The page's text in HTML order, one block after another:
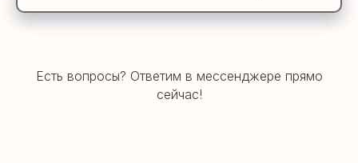
Есть вопросы? Ответим в мессенджере прямо
сейчас!
Свяжитесь с
Оставить заявку